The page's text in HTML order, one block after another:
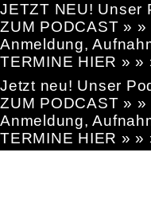
JETZT NEU! Unser
ZUM PODCAST » »
Anmeldung,
TERMINE HIER » »
Jetzt neu! Unser
ZUM PODCAST » »
Anmeldung,
TERMINE HIER » »